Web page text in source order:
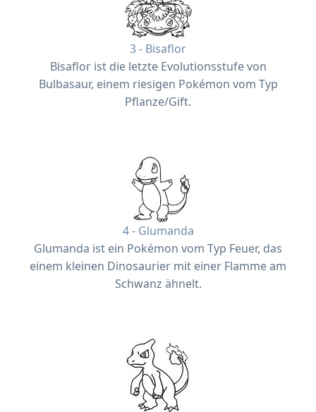
3 - Bisaflor
Bisaflor ist die letzte Evolutionsstufe von
Bulbasaur, einem riesigen Pokémon vom Typ
Pflanze/Gift.
4 - Glumanda
Glumanda ist ein Pokémon vom Typ Feuer, das
einem kleinen Dinosaurier mit einer Flamme am
Schwanz ähnelt.